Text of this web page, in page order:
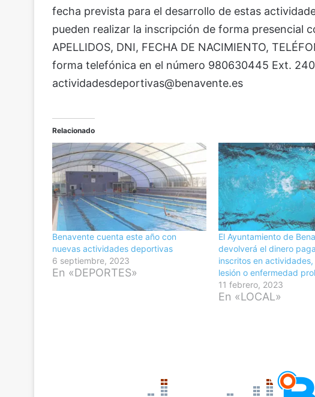
fecha prevista para el desarrollo de estas
pueden realizar la inscripción de forma presencial
APELLIDOS, DNI, FECHA DE NACIMIENTO,
forma telefónica en el número 980630445 Ext.
actividadesdeportivas@benavente.es
Relacionado
Benavente cuenta este año con
nuevas actividades deportivas
6 septiembre, 2023
En «DEPORTES»
El Ayuntamiento de
devolverá el dinero
inscritos en
lesión o enfermedad
11 febrero, 2023
En «LOCAL»